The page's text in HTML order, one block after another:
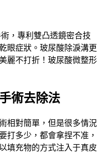
，專利雙凸透鏡密合技
眼症狀。玻尿酸除淚溝更
麗不打折！玻尿酸微整形
術去除法
相對簡單，但是很多情況
打多少，都會拿捏不准，
填充物的方式注入于真皮